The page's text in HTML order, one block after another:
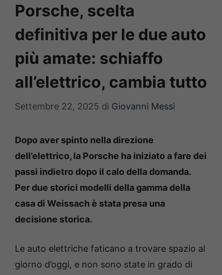
Porsche, scelta
definitiva per le due auto
più amate: schiaffo
all’elettrico, cambia tutto
Settembre 22, 2025 di Giovanni Messi
Dopo aver spinto nella direzione
dell’elettrico, la Porsche ha iniziato a fare dei
passi indietro dopo il calo della domanda.
Per due storici modelli della gamma della
casa di Weissach è stata presa una
decisione storica.
Le auto elettriche faticano a trovare spazio al
giorno d’oggi, e non sono state in grado di